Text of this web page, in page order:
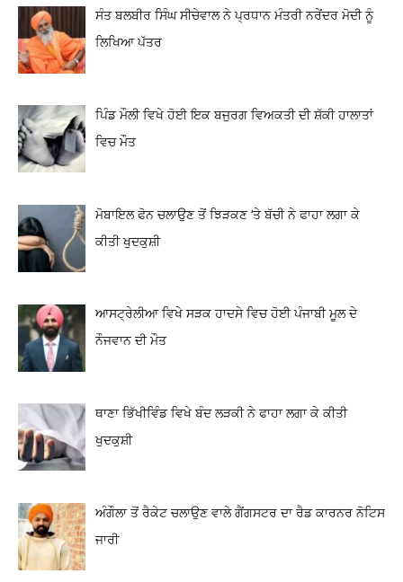
ਸੰਤ ਬਲਬੀਰ ਸਿੰਘ ਸੀਚੇਵਾਲ ਨੇ ਪ੍ਰਧਾਨ ਮੰਤਰੀ ਨਰੇਂਦਰ ਮੋਦੀ ਨੂੰ
ਲਿਖਿਆ ਪੱਤਰ
ਪਿੰਡ ਮੌਲੀ ਵਿਖੇ ਹੋਈ ਇਕ ਬਜੁਰਗ ਵਿਅਕਤੀ ਦੀ ਸ਼ੱਕੀ ਹਾਲਾਤਾਂ
ਵਿਚ ਮੌਤ
ਮੋਬਾਇਲ ਫੋਨ ਚਲਾਉਣ ਤੋਂ ਝਿੜਕਣ ‘ਤੇ ਬੱਚੀ ਨੇ ਫਾਹਾ ਲਗਾ ਕੇ
ਕੀਤੀ ਖੁਦਕੁਸ਼ੀ
ਆਸਟ੍ਰੇਲੀਆ ਵਿਖੇ ਸੜਕ ਹਾਦਸੇ ਵਿਚ ਹੋਈ ਪੰਜਾਬੀ ਮੂਲ ਦੇ
ਨੌਜਵਾਨ ਦੀ ਮੌਤ
ਥਾਣਾ ਭਿੱਖੀਵਿੰਡ ਵਿਖੇ ਬੰਦ ਲੜਕੀ ਨੇ ਫਾਹਾ ਲਗਾ ਕੇ ਕੀਤੀ
ਖੁਦਕੁਸ਼ੀ
ਅੰਗੌਲਾ ਤੋਂ ਰੈਕੇਟ ਚਲਾਉਣ ਵਾਲੇ ਗੈਂਗਸਟਰ ਦਾ ਰੈਡ ਕਾਰਨਰ ਨੋਟਿਸ
ਜਾਰੀ